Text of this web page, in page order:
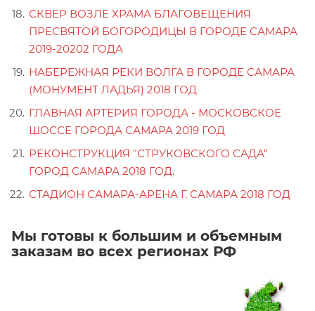
СКВЕР ВОЗЛЕ ХРАМА БЛАГОВЕЩЕНИЯ
ПРЕСВЯТОЙ БОГОРОДИЦЫ В ГОРОДЕ САМАРА
2019-20202 ГОДА
НАБЕРЕЖНАЯ РЕКИ ВОЛГА В ГОРОДЕ САМАРА
(МОНУМЕНТ ЛАДЬЯ) 2018 ГОД
ГЛАВНАЯ АРТЕРИЯ ГОРОДА - МОСКОВСКОЕ
ШОССЕ ГОРОДА САМАРА 2019 ГОД
РЕКОНСТРУКЦИЯ "СТРУКОВСКОГО САДА"
ГОРОД САМАРА 2018 ГОД.
СТАДИОН САМАРА-АРЕНА Г. САМАРА 2018 ГОД
Мы готовы к большим и объемным
заказам во всех регионах РФ